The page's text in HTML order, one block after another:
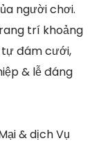
người chơi.
trí khoảng
đám cưới,
& lễ đáng
& dịch Vụ